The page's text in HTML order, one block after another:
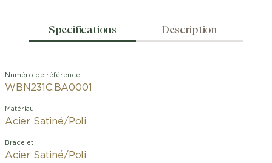
Specifications Description
Numéro de référence
WBN231C.BA0001
Matériau
Acier Satiné/Poli
Bracelet
Acier Satiné/Poli